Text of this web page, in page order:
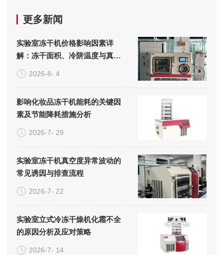
更多新闻
实验室冻干机价格影响因素详
解：冻干面积、冷阱温度与真空
系统的成本构成
2026-8- 4
影响化妆品冻干机能耗的关键因
素及节能降耗措施分析
2026-7- 29
实验室冻干机真空度异常波动的
常见诱因与排查流程
2026-7- 22
实验室立式冷冻干燥机化霜不全
的原因分析及应对策略
2026-7- 14